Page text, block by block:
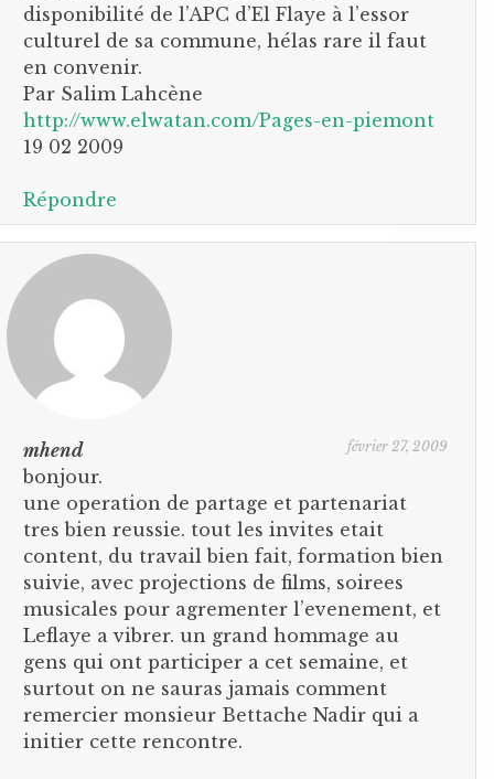
disponibilité de l’APC d’El Flaye à l’essor
culturel de sa commune, hélas rare il faut
en convenir.
Par Salim Lahcène
http://www.elwatan.com/Pages-en-piemont
19 02 2009
Répondre
mhend février 27, 2009
bonjour.
une operation de partage et partenariat
tres bien reussie. tout les invites etait
content, du travail bien fait, formation bien
suivie, avec projections de films, soirees
musicales pour agrementer l’evenement, et
Leflaye a vibrer. un grand hommage au
gens qui ont participer a cet semaine, et
surtout on ne sauras jamais comment
remercier monsieur Bettache Nadir qui a
initier cette rencontre.